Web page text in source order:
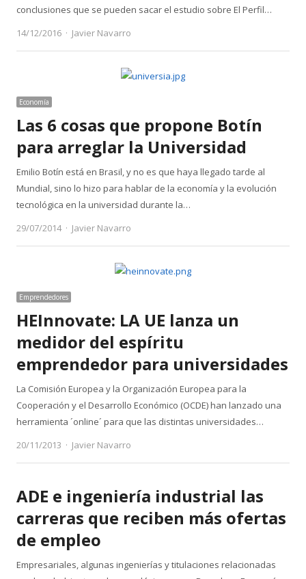
conclusiones que se pueden sacar el estudio sobre El Perfil…
14/12/2016
Author
Javier Navarro
Economía
Las 6 cosas que propone Botín
para arreglar la Universidad
Emilio Botín está en Brasil, y no es que haya llegado tarde al
Mundial, sino lo hizo para hablar de la economía y la evolución
tecnológica en la universidad durante la…
29/07/2014
Author
Javier Navarro
Emprendedores
HEInnovate: LA UE lanza un
medidor del espíritu
emprendedor para universidades
La Comisión Europea y la Organización Europea para la
Cooperación y el Desarrollo Económico (OCDE) han lanzado una
herramienta ´online´ para que las distintas universidades…
20/11/2013
Author
Javier Navarro
ADE e ingeniería industrial las
carreras que reciben más ofertas
de empleo
Empresariales, algunas ingenierías y titulaciones relacionadas